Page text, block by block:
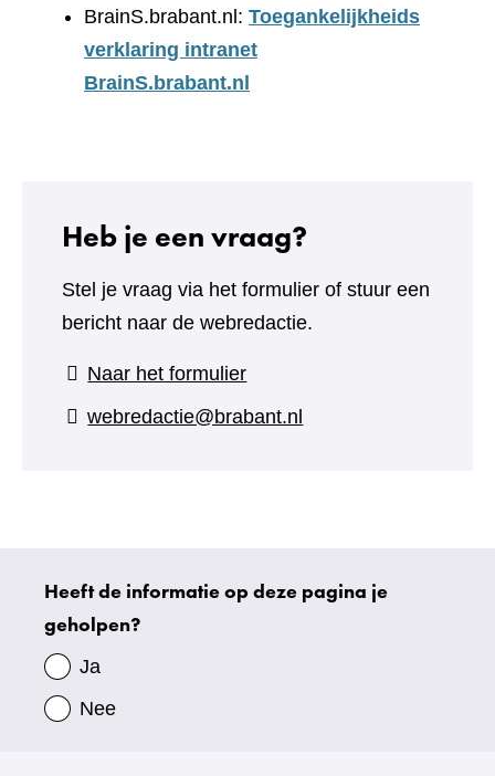
BrainS.brabant.nl: Toegankelijkheids
verklaring intranet
BrainS.brabant.nl
Heb je een vraag?
Stel je vraag via het formulier of stuur een
bericht naar de webredactie.
Naar het formulier(verwijst
naar
webredactie@brabant.nl
Uw
gegevens
Heeft de informatie op deze pagina je
geholpen?
Ja
Nee